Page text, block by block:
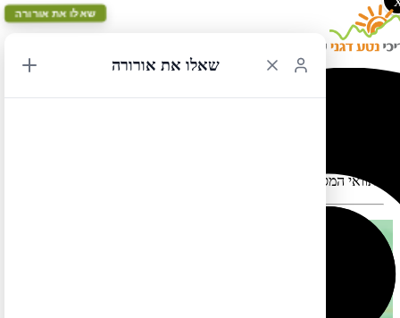
תוואי המסלול במפה עלול להתעוות כאשר יש במקום כבישים סגורים
שאלו את אורורה
שאלו את אורורה